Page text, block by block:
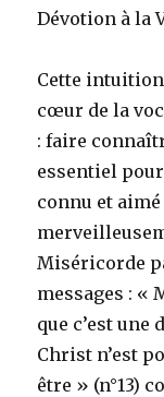
Dévotion à la
Cette
cœur de la
: faire
essentiel
connu et
Miséricorde
messages : «
que c’est une
Christ n’est
être » (n°13)